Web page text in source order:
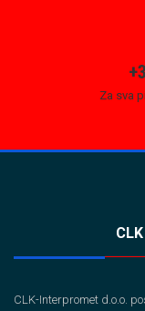
Za sva
CLK-Interpromet d.o.o.